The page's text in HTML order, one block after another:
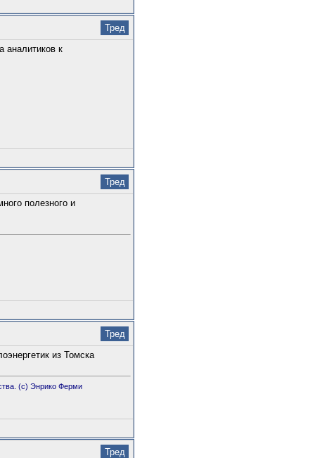
Тред
к
Тред
полезного и
Тред
из Томска
(с) Энрико Ферми
Тред